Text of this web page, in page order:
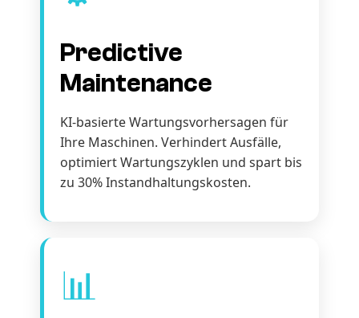
Predictive
Maintenance
KI-basierte Wartungsvorhersagen für
Ihre Maschinen. Verhindert Ausfälle,
optimiert Wartungszyklen und spart bis
zu 30% Instandhaltungskosten.
📊